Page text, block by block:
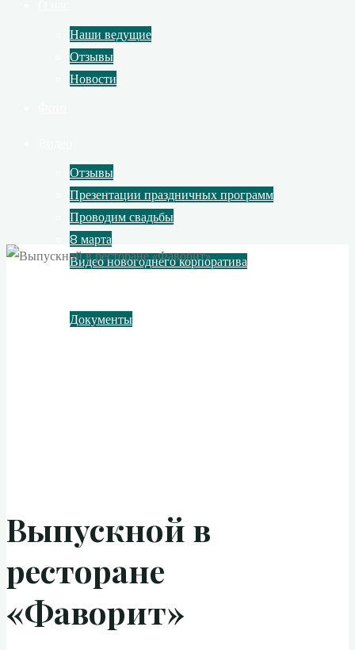
Наши ведущие
Отзывы
Новости
Отзывы
Презентации праздничных программ
Проводим свадьбы
8 марта
Видео новогоднего корпоратива
Документы
Выпускной в
ресторане
«Фаворит»